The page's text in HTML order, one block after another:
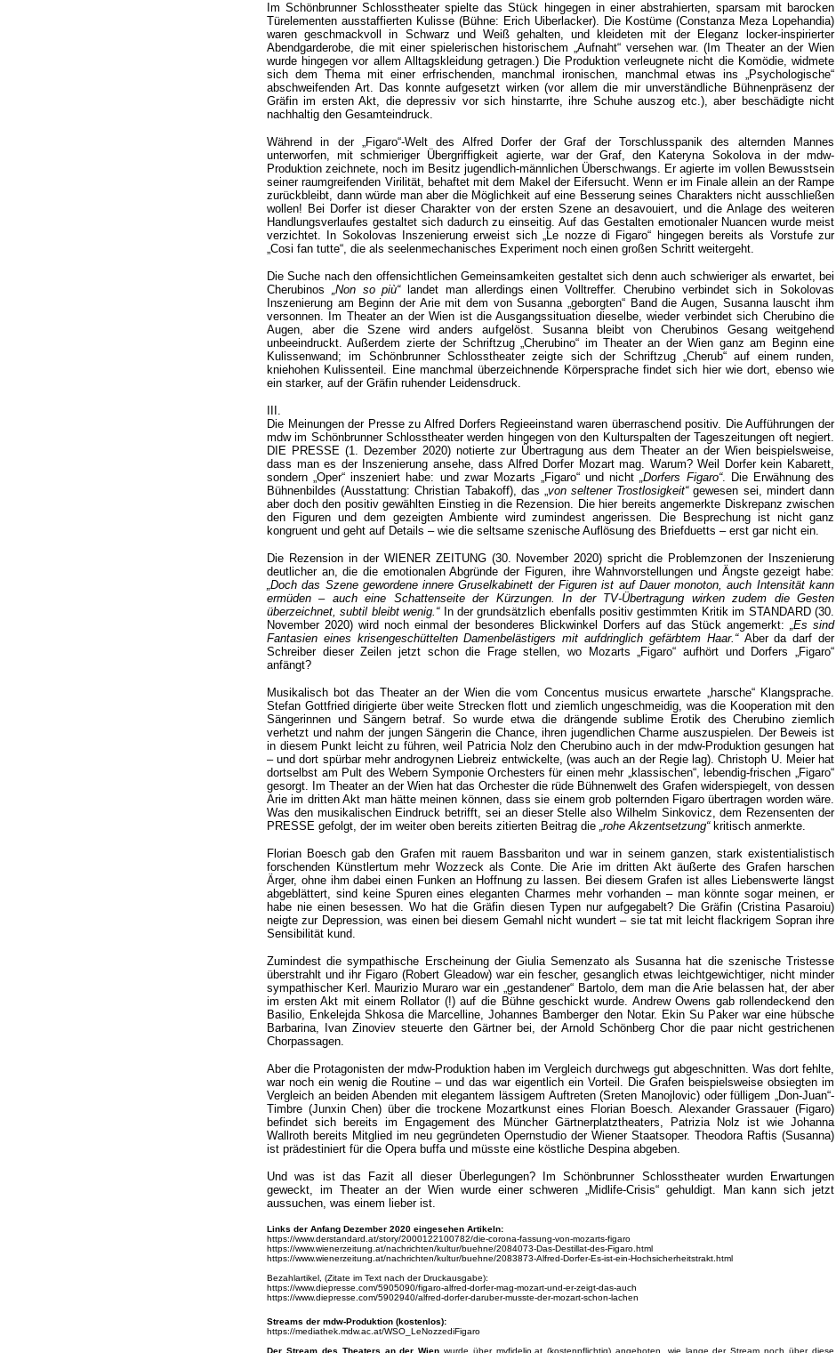
Im Schönbrunner Schlosstheater spielte das Stück hingegen in einer abstrahierten, sparsam mit barocken
Türelementen ausstaffierten Kulisse (Bühne: Erich Uiberlacker). Die Kostüme (Constanza Meza Lopehandia)
waren geschmackvoll in Schwarz und Weiß gehalten, und kleideten mit der Eleganz locker-inspirierter
Abendgarderobe, die mit einer spielerischen historischem „Aufnaht“ versehen war. (Im Theater an der Wien
wurde hingegen vor allem Alltagskleidung getragen.) Die Produktion verleugnete nicht die Komödie, widmete
sich dem Thema mit einer erfrischenden, manchmal ironischen, manchmal etwas ins „Psychologische“
abschweifenden Art. Das konnte aufgesetzt wirken (vor allem die mir unverständliche Bühnenpräsenz der
Gräfin im ersten Akt, die depressiv vor sich hinstarrte, ihre Schuhe auszog etc.), aber beschädigte nicht
nachhaltig den Gesamteindruck.
Während in der „Figaro“-Welt des Alfred Dorfer der Graf der Torschlusspanik des alternden Mannes
unterworfen, mit schmieriger Übergriffigkeit agierte, war der Graf, den Kateryna Sokolova in der mdw-
Produktion zeichnete, noch im Besitz jugendlich-männlichen Überschwangs. Er agierte im vollen Bewusstsein
seiner raumgreifenden Virilität, behaftet mit dem Makel der Eifersucht. Wenn er im Finale allein an der Rampe
zurückbleibt, dann würde man aber die Möglichkeit auf eine Besserung seines Charakters nicht ausschließen
wollen! Bei Dorfer ist dieser Charakter von der ersten Szene an desavouiert, und die Anlage des weiteren
Handlungsverlaufes gestaltet sich dadurch zu einseitig. Auf das Gestalten emotionaler Nuancen wurde meist
verzichtet. In Sokolovas Inszenierung erweist sich „Le nozze di Figaro“ hingegen bereits als Vorstufe zur
„Cosi fan tutte“, die als seelenmechanisches Experiment noch einen großen Schritt weitergeht.
Die Suche nach den offensichtlichen Gemeinsamkeiten gestaltet sich denn auch schwieriger als erwartet, bei
Cherubinos „Non so più“landet man allerdings einen Volltreffer. Cherubino verbindet sich in Sokolovas
Inszenierung am Beginn der Arie mit dem von Susanna „geborgten“ Band die Augen, Susanna lauscht ihm
versonnen. Im Theater an der Wien ist die Ausgangssituation dieselbe, wieder verbindet sich Cherubino die
Augen, aber die Szene wird anders aufgelöst. Susanna bleibt von Cherubinos Gesang weitgehend
unbeeindruckt. Außerdem zierte der Schriftzug „Cherubino“ im Theater an der Wien ganz am Beginn eine
Kulissenwand; im Schönbrunner Schlosstheater zeigte sich der Schriftzug „Cherub“ auf einem runden,
kniehohen Kulissenteil. Eine manchmal überzeichnende Körpersprache findet sich hier wie dort, ebenso wie
ein starker, auf der Gräfin ruhender Leidensdruck.
III.
Die Meinungen der Presse zu Alfred Dorfers Regieeinstand waren überraschend positiv. Die Aufführungen der
mdw im Schönbrunner Schlosstheater werden hingegen von den Kulturspalten der Tageszeitungen oft negiert.
DIE PRESSE (1. Dezember 2020) notierte zur Übertragung aus dem Theater an der Wien beispielsweise,
dass man es der Inszenierung ansehe, dass Alfred Dorfer Mozart mag. Warum? Weil Dorfer kein Kabarett,
sondern „Oper“ inszeniert habe: und zwar Mozarts „Figaro“ und nicht„Dorfers Figaro“. Die Erwähnung des
Bühnenbildes (Ausstattung: Christian Tabakoff), das „von seltener Trostlosigkeit“gewesen sei, mindert dann
aber doch den positiv gewählten Einstieg in die Rezension. Die hier bereits angemerkte Diskrepanz zwischen
den Figuren und dem gezeigten Ambiente wird zumindest angerissen. Die Besprechung ist nicht ganz
kongruent und geht auf Details – wie die seltsame szenische Auflösung des Briefduetts – erst gar nicht ein.
Die Rezension in der WIENER ZEITUNG (30. November 2020) spricht die Problemzonen der Inszenierung
deutlicher an, die die emotionalen Abgründe der Figuren, ihre Wahnvorstellungen und Ängste gezeigt habe:
„Doch das Szene gewordene innere Gruselkabinett der Figuren ist auf Dauer monoton, auch Intensität kann
ermüden – auch eine Schattenseite der Kürzungen. In der TV-Übertragung wirken zudem die Gesten
überzeichnet, subtil bleibt wenig.“In der grundsätzlich ebenfalls positiv gestimmten Kritik im STANDARD (30.
November 2020) wird noch einmal der besonderes Blickwinkel Dorfers auf das Stück angemerkt: „Es sind
Fantasien eines krisengeschüttelten Damenbelästigers mit aufdringlich gefärbtem Haar.“ Aber da darf der
Schreiber dieser Zeilen jetzt schon die Frage stellen, wo Mozarts „Figaro“ aufhört und Dorfers „Figaro“
anfängt?
Musikalisch bot das Theater an der Wien die vom Concentus musicus erwartete „harsche“ Klangsprache.
Stefan Gottfried dirigierte über weite Strecken flott und ziemlich ungeschmeidig, was die Kooperation mit den
Sängerinnen und Sängern betraf. So wurde etwa die drängende sublime Erotik des Cherubino ziemlich
verhetzt und nahm der jungen Sängerin die Chance, ihren jugendlichen Charme auszuspielen. Der Beweis ist
in diesem Punkt leicht zu führen, weil Patricia Nolz den Cherubino auch in der mdw-Produktion gesungen hat
– und dort spürbar mehr androgynen Liebreiz entwickelte, (was auch an der Regie lag). Christoph U. Meier hat
dortselbst am Pult des Webern Symponie Orchesters für einen mehr „klassischen“, lebendig-frischen „Figaro“
gesorgt. Im Theater an der Wien hat das Orchester die rüde Bühnenwelt des Grafen widerspiegelt, von dessen
Arie im dritten Akt man hätte meinen können, dass sie einem grob polternden Figaro übertragen worden wäre.
Was den musikalischen Eindruck betrifft, sei an dieser Stelle also Wilhelm Sinkovicz, dem Rezensenten der
PRESSE gefolgt, der im weiter oben bereits zitierten Beitrag die „rohe Akzentsetzung“kritisch anmerkte.
Florian Boesch gab den Grafen mit rauem Bassbariton und war in seinem ganzen, stark existentialistisch
forschenden Künstlertum mehr Wozzeck als Conte. Die Arie im dritten Akt äußerte des Grafen harschen
Ärger, ohne ihm dabei einen Funken an Hoffnung zu lassen. Bei diesem Grafen ist alles Liebenswerte längst
abgeblättert, sind keine Spuren eines eleganten Charmes mehr vorhanden – man könnte sogar meinen, er
habe nie einen besessen. Wo hat die Gräfin diesen Typen nur aufgegabelt? Die Gräfin (Cristina Pasaroiu)
neigte zur Depression, was einen bei diesem Gemahl nicht wundert – sie tat mit leicht flackrigem Sopran ihre
Sensibilität kund.
Zumindest die sympathische Erscheinung der Giulia Semenzato als Susanna hat die szenische Tristesse
überstrahlt und ihr Figaro (Robert Gleadow) war ein fescher, gesanglich etwas leichtgewichtiger, nicht minder
sympathischer Kerl. Maurizio Muraro war ein „gestandener“ Bartolo, dem man die Arie belassen hat, der aber
im ersten Akt mit einem Rollator (!) auf die Bühne geschickt wurde. Andrew Owens gab rollendeckend den
Basilio, Enkelejda Shkosa die Marcelline, Johannes Bamberger den Notar. Ekin Su Paker war eine hübsche
Barbarina, Ivan Zinoviev steuerte den Gärtner bei, der Arnold Schönberg Chor die paar nicht gestrichenen
Chorpassagen.
Aber die Protagonisten der mdw-Produktion haben im Vergleich durchwegs gut abgeschnitten. Was dort fehlte,
war noch ein wenig die Routine – und das war eigentlich ein Vorteil. Die Grafen beispielsweise obsiegten im
Vergleich an beiden Abenden mit elegantem lässigem Auftreten (Sreten Manojlovic) oder fülligem „Don-Juan“-
Timbre (Junxin Chen) über die trockene Mozartkunst eines Florian Boesch. Alexander Grassauer (Figaro)
befindet sich bereits im Engagement des Müncher Gärtnerplatztheaters, Patrizia Nolz ist wie Johanna
Wallroth bereits Mitglied im neu gegründeten Opernstudio der Wiener Staatsoper. Theodora Raftis (Susanna)
ist prädestiniert für die Opera buffa und müsste eine köstliche Despina abgeben.
Und was ist das Fazit all dieser Überlegungen? Im Schönbrunner Schlosstheater wurden Erwartungen
geweckt, im Theater an der Wien wurde einer schweren „Midlife-Crisis“ gehuldigt. Man kann sich jetzt
aussuchen, was einem lieber ist.
Links der Anfang Dezember 2020 eingesehen Artikeln:
https://www.derstandard.at/story/2000122100782/die-corona-fassung-von-mozarts-figaro
https://www.wienerzeitung.at/nachrichten/kultur/buehne/2084073-Das-Destillat-des-Figaro.html
https://www.wienerzeitung.at/nachrichten/kultur/buehne/2083873-Alfred-Dorfer-Es-ist-ein-Hochsicherheitstrakt.html
Bezahlartikel, (Zitate im Text nach der Druckausgabe):
https://www.diepresse.com/5905090/figaro-alfred-dorfer-mag-mozart-und-er-zeigt-das-auch
https://www.diepresse.com/5902940/alfred-dorfer-daruber-musste-der-mozart-schon-lachen
Streams der mdw-Produktion (kostenlos):
https://mediathek.mdw.ac.at/WSO_LeNozzediFigaro
Der Stream des Theaters an der Wienwurde über myfidelio.at (kostenpflichtig) angeboten, wie lange der Stream noch über diese